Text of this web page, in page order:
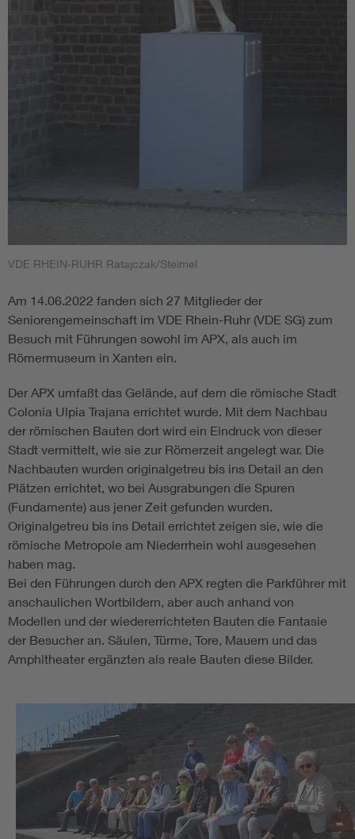
VDE RHEIN-RUHR Ratajczak/Steimel
Am 14.06.2022 fanden sich 27 Mitglieder der
Seniorengemeinschaft im VDE Rhein-Ruhr (VDE SG) zum
Besuch mit Führungen sowohl im APX, als auch im
Römermuseum in Xanten ein.
Der APX umfaßt das Gelände, auf dem die römische Stadt
Colonia Ulpia Trajana errichtet wurde. Mit dem Nachbau
der römischen Bauten dort wird ein Eindruck von dieser
Stadt vermittelt, wie sie zur Römerzeit angelegt war. Die
Nachbauten wurden originalgetreu bis ins Detail an den
Plätzen errichtet, wo bei Ausgrabungen die Spuren
(Fundamente) aus jener Zeit gefunden wurden.
Originalgetreu bis ins Detail errichtet zeigen sie, wie die
römische Metropole am Niederrhein wohl ausgesehen
haben mag.
Bei den Führungen durch den APX regten die Parkführer mit
anschaulichen Wortbildern, aber auch anhand von
Modellen und der wiedererrichteten Bauten die Fantasie
der Besucher an. Säulen, Türme, Tore, Mauern und das
Amphitheater ergänzten als reale Bauten diese Bilder.